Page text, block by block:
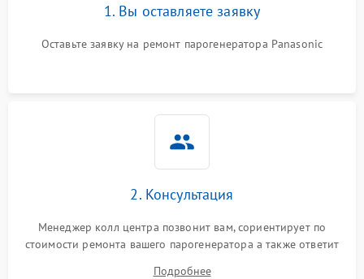
1. Вы оставляете заявку
Оставьте заявку на ремонт парогенератора Panasonic
2. Консультация
Менеджер колл центра позвонит вам, сориентирует по
стоимости ремонта вашего парогенератора а также ответит
Подробнее